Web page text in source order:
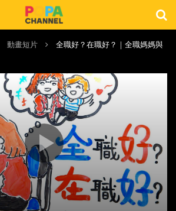
動畫短片
全職好？在職好？｜全職媽媽與